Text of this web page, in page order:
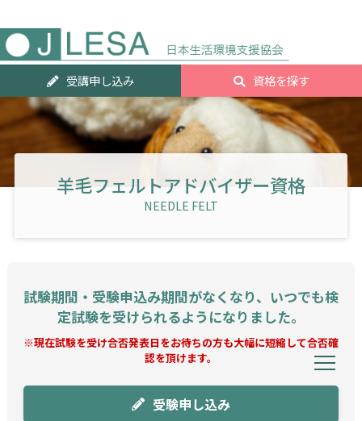
グ
受講申し込み 資格を探す
羊毛フェルトアドバイザー資格
NEEDLE FELT
試験期間・受験申込み期間がなくなり、いつでも検
定試験を受けられるようになりました。
※現在試験を受け合否発表日をお待ちの方も大幅に短縮して合否確
認を頂けます。
受験申し込み